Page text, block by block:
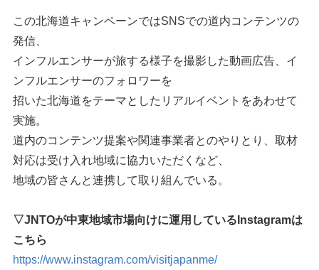
この北海道キャンペーンではSNSでの道内コンテンツの
発信、
インフルエンサーが旅する様子を撮影した動画広告、イ
ンフルエンサーのフォロワーを
招いた北海道をテーマとしたリアルイベントをあわせて
実施。
道内のコンテンツ提案や関連事業者とのやりとり、取材
対応は受け入れ地域に協力いただくなど、
地域の皆さんと連携して取り組んでいる。
▽JNTOが中東地域市場向けに運用しているInstagramは
こちら
https://www.instagram.com/visitjapanme/